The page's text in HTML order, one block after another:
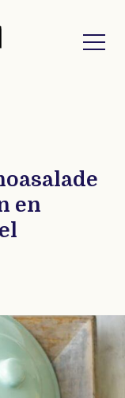
en